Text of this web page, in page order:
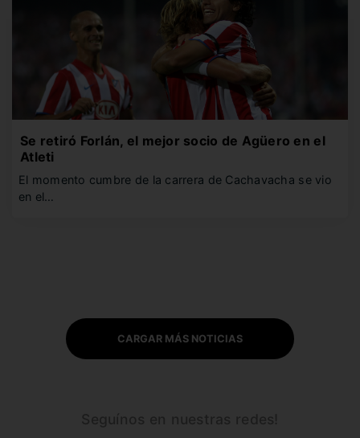
Se retiró Forlán, el mejor socio de Agüero en el
Atleti
El momento cumbre de la carrera de Cachavacha se vio
en el…
CARGAR MÁS NOTICIAS